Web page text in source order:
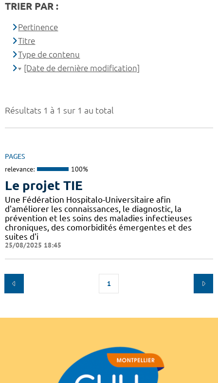
Résultats 1 à 1 sur 1 au total
PAGES
relevance: 100%
Le projet TIE
Une Fédération Hospitalo-Universitaire afin
d'améliorer les connaissances, le diagnostic, la
prévention et les soins des maladies infectieuses
chroniques, des comorbidités émergentes et des
suites d'i
25/08/2025 18:45
1
TRIER PAR :
Pertinence
Titre
Type de contenu
[Date de dernière modification]